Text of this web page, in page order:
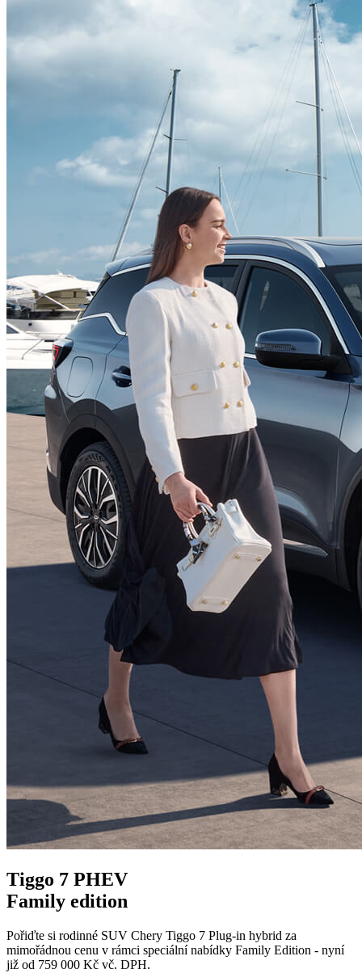
Tiggo 7 PHEV
Family edition
Pořiďte si rodinné SUV Chery Tiggo 7 Plug-in hybrid za
mimořádnou cenu v rámci speciální nabídky Family Edition - nyní
již od 759 000 Kč vč. DPH.